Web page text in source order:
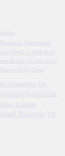
Borussia Dortmund
Dodi Lukebakio
Reese
Torunarigha
Jos
Niklas Stark
Rune Jarstein
Ibisevic
VfL